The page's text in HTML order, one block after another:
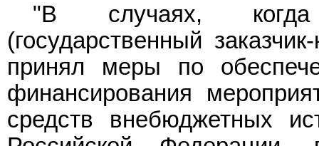
"В случаях, когда
(государственный
принял меры по
финансирования
средств внебюджетных